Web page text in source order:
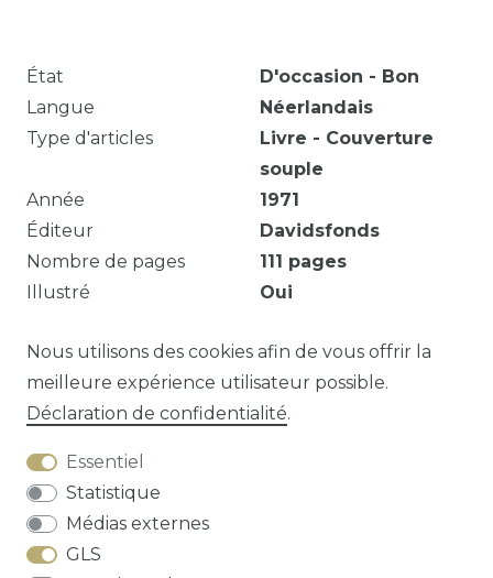
État
D'occasion - Bon
Langue
Néerlandais
Type d'articles
Livre - Couverture
souple
Année
1971
Éditeur
Davidsfonds
Nombre de pages
111 pages
Illustré
Oui
Omslag beschadigd, ontbrekende titelpagina.
Question sur cet article?
Nous utilisons des cookies afin de vous offrir la
meilleure expérience utilisateur possible.
Déclaration de confidentialité.
Essentiel
Statistique
Médias externes
GLS